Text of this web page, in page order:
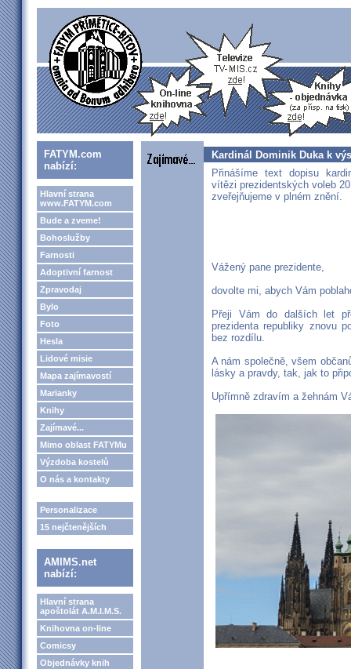
FATYM.com
nabízí:
Hlavní strana
www.FATYM.com
Bude a zveme!
Bohoslužby
Farnosti
Adoptivní farnost
Zpravodaj
Bylo
Foto
Hesla
Lidové misie
Mapa zajímavostí
Marianky
Knihy
Zajímavé...
Mimo oblast FATYMu
Výzdoba kostelů
O nás a kontakty
Personalizace
15 nejčtenějších
AMIMS.net
nabízí:
Hlavní strana
apoštolát A.M.I.M.S.
Knihovna on-line
Comicsy
Objednávky knih
Kardinál Dominik Duka k
Přinášíme text dopisu
vítězi prezidentských voleb
zveřejňujeme v plném znění.
Vážený pane prezidente,
dovolte mi, abych Vám
Přeji Vám do dalších let
prezidenta republiky znovu
bez rozdílu.
A nám společně, všem
lásky a pravdy, tak, jak to
Upřímně zdravím a žehnám